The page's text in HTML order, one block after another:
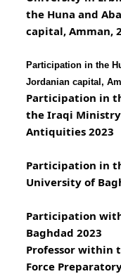
the Huna and
capital, Amman,
Participation in the
Jordanian capital,
Participation in
the Iraqi Ministry
Antiquities 2023
Participation in
University of
Participation
Baghdad 2023
Professor within
Force